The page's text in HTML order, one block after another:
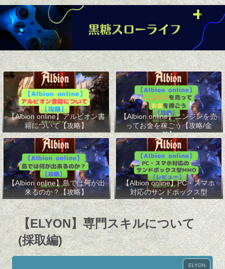
【Albion online】アルビオン書
籍について【攻略】
【Albion online】ニンジンを売
ってお金を稼ごう【攻略/金
策】
【Albion online】島では何が出
来るのか？【攻略】
【Albion online】PC・スマホ
対応のサンドボックス型
MMO【レビュー】
【ELYON】専門スキルについて
(採取編)
ELYON